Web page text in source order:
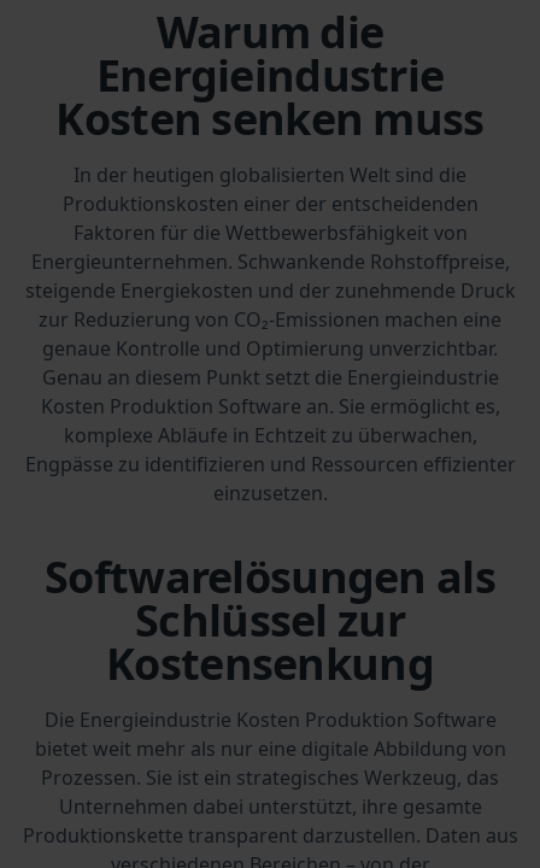
Warum die
Energieindustrie
Kosten senken muss
In der heutigen globalisierten Welt sind die
Produktionskosten einer der entscheidenden
Faktoren für die Wettbewerbsfähigkeit von
Energieunternehmen. Schwankende Rohstoffpreise,
steigende Energiekosten und der zunehmende Druck
zur Reduzierung von CO₂-Emissionen machen eine
genaue Kontrolle und Optimierung unverzichtbar.
Genau an diesem Punkt setzt die Energieindustrie
Kosten Produktion Software an. Sie ermöglicht es,
komplexe Abläufe in Echtzeit zu überwachen,
Engpässe zu identifizieren und Ressourcen effizienter
einzusetzen.
Softwarelösungen als
Schlüssel zur
Kostensenkung
Die Energieindustrie Kosten Produktion Software
bietet weit mehr als nur eine digitale Abbildung von
Prozessen. Sie ist ein strategisches Werkzeug, das
Unternehmen dabei unterstützt, ihre gesamte
Produktionskette transparent darzustellen. Daten aus